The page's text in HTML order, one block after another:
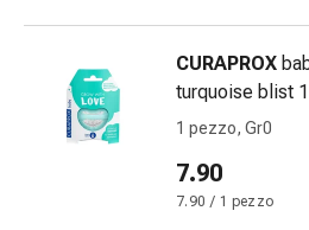
cicatrici
Pelle
secca
patologica
Pelle
CURAPROX
turquoise blist
1 pezzo, Gr0
7.90
7.90 / 1 pezzo